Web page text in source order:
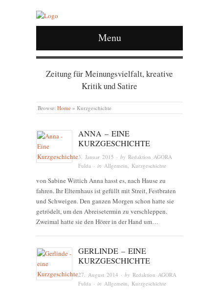
Menu
Zeitung für Meinungsvielfalt, kreative
Kritik und Satire
Browse: Home » Kurzgeschichte
ANNA – EINE
KURZGESCHICHTE
3. Januar 2015 · byRedaktion AGORA
Fulda · inAllgemein, Kurzgeschichte
von Sabine Wittich Anna hasst es, nach Hause zu
fahren. Ihr Elternhaus ist gefüllt mit Streit, Festbraten
und Schweigen. Den ganzen Morgen schon hatte sie
getrödelt, um den Abreisetermin zu verschleppen.
Zweimal hatte sie den Hörer in der Hand um…
GERLINDE – EINE
KURZGESCHICHTE
27. August 2014 · byRedaktion AGORA
Fulda · in Allgemein Kurzgeschichte